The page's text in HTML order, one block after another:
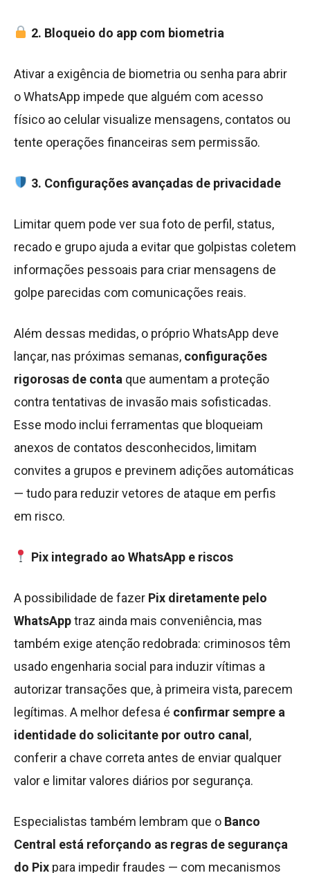
2. Bloqueio do app com biometria
Ativar a exigência de biometria ou senha para abrir
o WhatsApp impede que alguém com acesso
físico ao celular visualize mensagens, contatos ou
tente operações financeiras sem permissão.
3. Configurações avançadas de privacidade
Limitar quem pode ver sua foto de perfil, status,
recado e grupo ajuda a evitar que golpistas coletem
informações pessoais para criar mensagens de
golpe parecidas com comunicações reais.
Além dessas medidas, o próprio WhatsApp deve
lançar, nas próximas semanas, configurações
rigorosas de conta que aumentam a proteção
contra tentativas de invasão mais sofisticadas.
Esse modo inclui ferramentas que bloqueiam
anexos de contatos desconhecidos, limitam
convites a grupos e previnem adições automáticas
— tudo para reduzir vetores de ataque em perfis
em risco.
Pix integrado ao WhatsApp e riscos
A possibilidade de fazer Pix diretamente pelo
WhatsApptraz ainda mais conveniência, mas
também exige atenção redobrada: criminosos têm
usado engenharia social para induzir vítimas a
autorizar transações que, à primeira vista, parecem
legítimas. A melhor defesa é confirmar sempre a
identidade do solicitante por outro canal,
conferir a chave correta antes de enviar qualquer
valor e limitar valores diários por segurança.
Especialistas também lembram que o Banco
Central está reforçando as regras de segurança
do Pix para impedir fraudes — com mecanismos